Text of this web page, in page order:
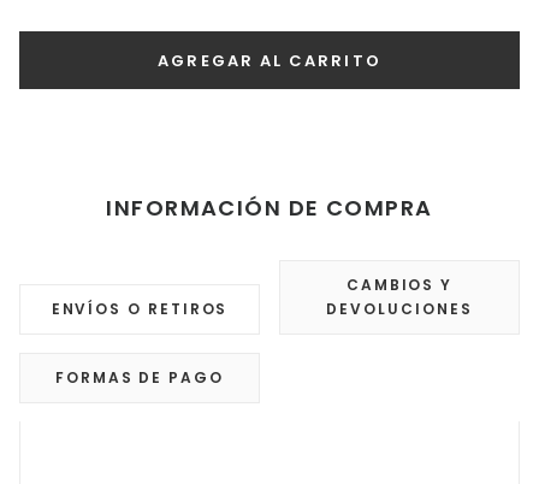
INFORMACIÓN DE COMPRA
ENVÍOS O RETIROS
CAMBIOS Y
DEVOLUCIONES
FORMAS DE PAGO